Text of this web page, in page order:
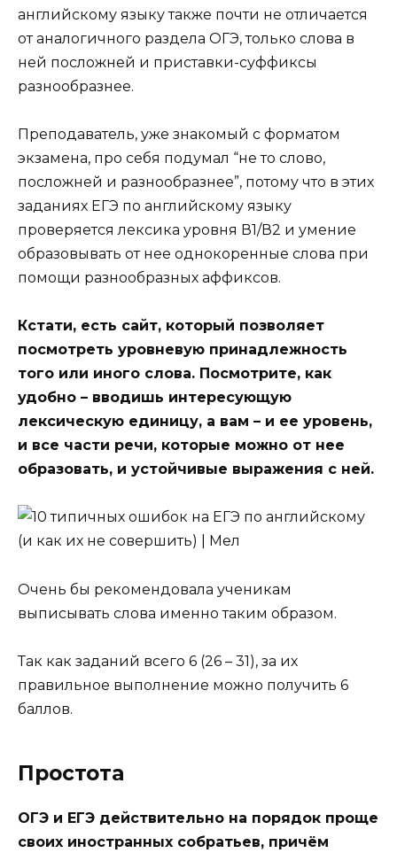
английскому языку также почти не отличается
от аналогичного раздела ОГЭ, только слова в
ней посложней и приставки-суффиксы
разнообразнее.
Преподаватель, уже знакомый с форматом
экзамена, про себя подумал “не то слово,
посложней и разнообразнее”, потому что в этих
заданиях ЕГЭ по английскому языку
проверяется лексика уровня В1/В2 и умение
образовывать от нее однокоренные слова при
помощи разнообразных аффиксов.
Кстати, есть сайт, который позволяет
посмотреть уровневую принадлежность
того или иного слова. Посмотрите, как
удобно – вводишь интересующую
лексическую единицу, а вам – и ее уровень,
и все части речи, которые можно от нее
образовать, и устойчивые выражения с ней.
Очень бы рекомендовала ученикам
выписывать слова именно таким образом.
Так как заданий всего 6 (26 – 31), за их
правильное выполнение можно получить 6
баллов.
Простота
ОГЭ и ЕГЭ действительно на порядок проще
своих иностранных собратьев, причём